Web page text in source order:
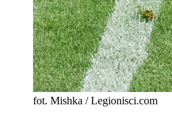
fot. Mishka / Legionisci.com